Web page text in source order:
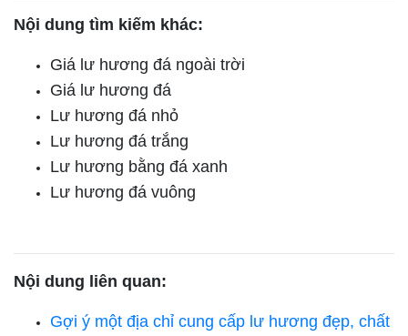
Nội dung tìm kiếm khác:
Giá lư hương đá ngoài trời
Giá lư hương đá
Lư hương đá nhỏ
Lư hương đá trắng
Lư hương bằng đá xanh
Lư hương đá vuông
Nội dung liên quan:
Gợi ý một địa chỉ cung cấp lư hương đẹp, chất